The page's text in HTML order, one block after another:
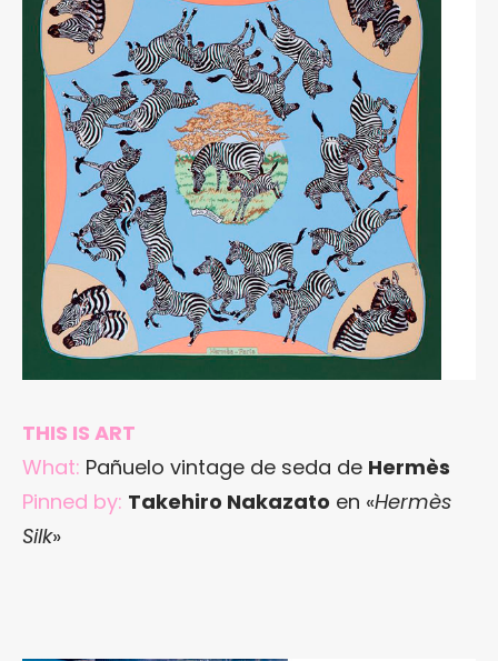
THIS IS ART
What: Pañuelo vintage de seda de Hermès
Pinned by: Takehiro Nakazato en «Hermès
Silk»